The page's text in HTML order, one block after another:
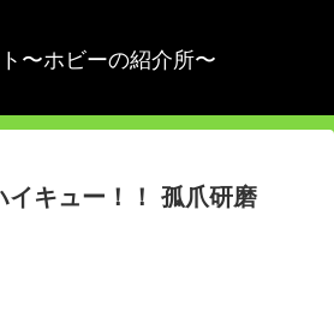
〜ホビーの紹介所〜
イキュー！！ 孤爪研磨